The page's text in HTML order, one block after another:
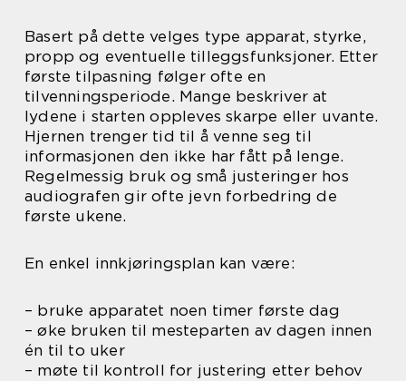
Basert på dette velges type apparat, styrke,
propp og eventuelle tilleggsfunksjoner. Etter
første tilpasning følger ofte en
tilvenningsperiode. Mange beskriver at
lydene i starten oppleves skarpe eller uvante.
Hjernen trenger tid til å venne seg til
informasjonen den ikke har fått på lenge.
Regelmessig bruk og små justeringer hos
audiografen gir ofte jevn forbedring de
første ukene.
En enkel innkjøringsplan kan være:
– bruke apparatet noen timer første dag
– øke bruken til mesteparten av dagen innen
én til to uker
– møte til kontroll for justering etter behov